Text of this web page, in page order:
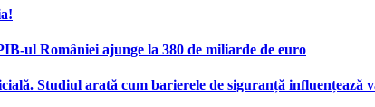
ul României ajunge la 380 de miliarde de euro
Studiul arată cum barierele de siguranță influențează